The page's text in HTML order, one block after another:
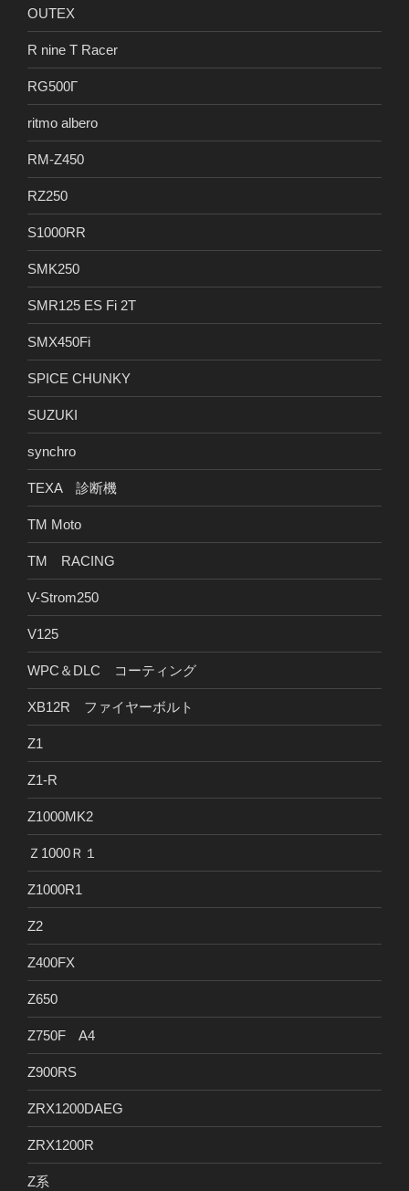
OUTEX
R nine T Racer
RG500Γ
ritmo albero
RM-Z450
RZ250
S1000RR
SMK250
SMR125 ES Fi 2T
SMX450Fi
SPICE CHUNKY
SUZUKI
synchro
TEXA 診断機
TM Moto
TM RACING
V-Strom250
V125
WPC＆DLC コーティング
XB12R ファイヤーボルト
Z1
Z1-R
Z1000MK2
Ｚ1000Ｒ１
Z1000R1
Z2
Z400FX
Z650
Z750F A4
Z900RS
ZRX1200DAEG
ZRX1200R
Z系